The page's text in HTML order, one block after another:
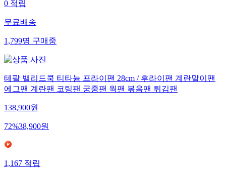
0적립
무료배송
1,799명구매중
테팔 밸리드쿡 티타늄 프라이팬 28cm / 후라이팬 계란말이팬
에그팬 계란팬 코팅팬 궁중팬 웍팬 볶음팬 튀김팬
138,900원
72%38,900원
1,167적립